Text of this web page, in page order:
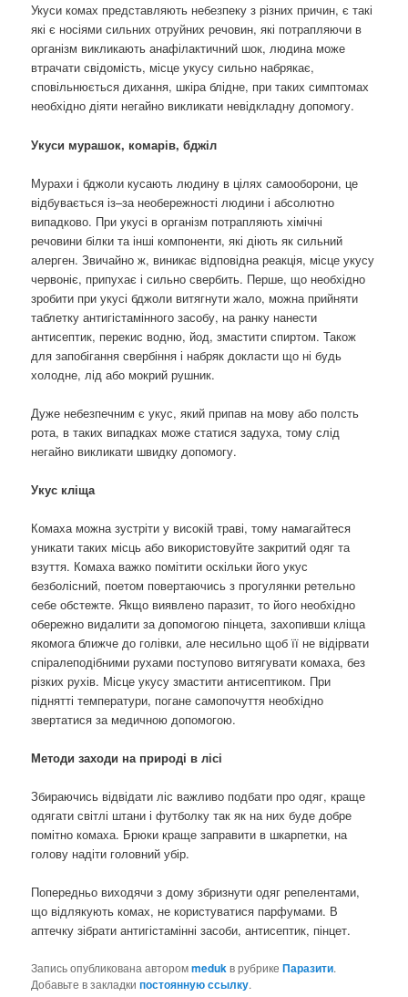
Укуси комах представляють небезпеку з різних причин, є такі
які є носіями сильних отруйних речовин, які потрапляючи в
організм викликають анафілактичний шок, людина може
втрачати свідомість, місце укусу сильно набрякає,
сповільнюється дихання, шкіра блідне, при таких симптомах
необхідно діяти негайно викликати невідкладну допомогу.
Укуси мурашок, комарів, бджіл
Мурахи і бджоли кусають людину в цілях самооборони, це
відбувається із–за необережності людини і абсолютно
випадково. При укусі в організм потрапляють хімічні
речовини білки та інші компоненти, які діють як сильний
алерген. Звичайно ж, виникає відповідна реакція, місце укусу
червоніє, припухає і сильно свербить. Перше, що необхідно
зробити при укусі бджоли витягнути жало, можна прийняти
таблетку антигістамінного засобу, на ранку нанести
антисептик, перекис водню, йод, змастити спиртом. Також
для запобігання свербіння і набряк докласти що ні будь
холодне, лід або мокрий рушник.
Дуже небезпечним є укус, який припав на мову або полсть
рота, в таких випадках може статися задуха, тому слід
негайно викликати швидку допомогу.
Укус кліща
Комаха можна зустріти у високій траві, тому намагайтеся
уникати таких місць або використовуйте закритий одяг та
взуття. Комаха важко помітити оскільки його укус
безболісний, поетом повертаючись з прогулянки ретельно
себе обстежте. Якщо виявлено паразит, то його необхідно
обережно видалити за допомогою пінцета, захопивши кліща
якомога ближче до голівки, але несильно щоб її не відірвати
спіралеподібними рухами поступово витягувати комаха, без
різких рухів. Місце укусу змастити антисептиком. При
піднятті температури, погане самопочуття необхідно
звертатися за медичною допомогою.
Методи заходи на природі в лісі
Збираючись відвідати ліс важливо подбати про одяг, краще
одягати світлі штани і футболку так як на них буде добре
помітно комаха. Брюки краще заправити в шкарпетки, на
голову надіти головний убір.
Попередньо виходячи з дому збризнути одяг репелентами,
що відлякують комах, не користуватися парфумами. В
аптечку зібрати антигістамінні засоби, антисептик, пінцет.
Запись опубликована авторомmeduk в рубрикеПаразити.
Добавьте в закладкипостоянную ссылку.